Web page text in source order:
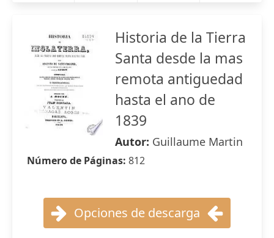
Historia de la Tierra
Santa desde la mas
remota antiguedad
hasta el ano de
1839
Autor: Guillaume Martin
Número de Páginas: 812
Opciones de descarga